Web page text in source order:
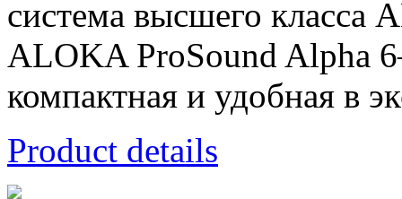
система высшего класса
ALOKA ProSound Alpha
компактная и удобная в
Product details